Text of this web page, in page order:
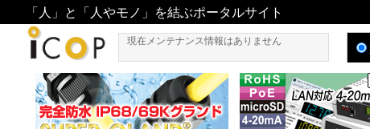
「人」と「人やモノ」を結ぶポータルサイト
現在メンテナンス情報はありません